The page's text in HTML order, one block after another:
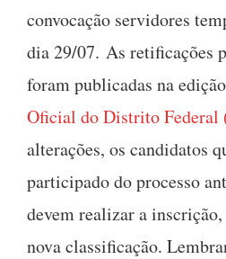
convocação servidores
dia 29/07. As retificações
foram publicadas na
Oficial do Distrito Federal
alterações, os candidatos
participado do processo
devem realizar a
nova classificação.